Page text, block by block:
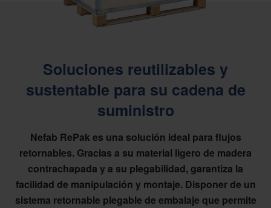
Soluciones reutilizables y
sustentable para su cadena de
suministro
Nefab RePak es una solución ideal para flujos
retornables. Gracias a su material ligero de madera
contrachapada y a su plegabilidad, garantiza la
facilidad de manipulación y montaje. Disponer de un
sistema retornable plegable de embalaje que permite